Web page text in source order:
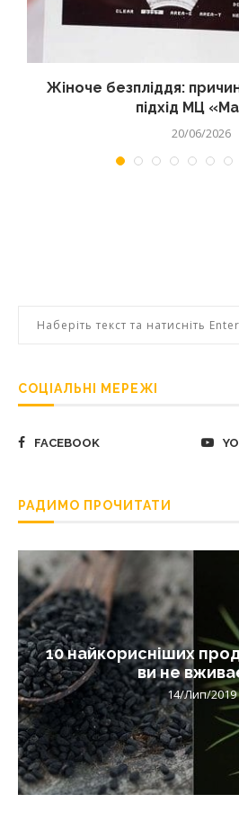
Жіноче безпліддя:
підхід МЦ
20/06/2026
СОЦІАЛЬНІ МЕРЕЖІ
FACEBOOK
РАДИМО ПРОЧИТАТИ
10 найкорисніших
ви не
14/Лип/2019